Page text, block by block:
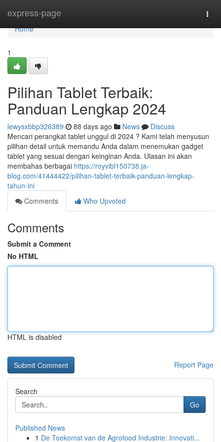
express-page
Home
Home
1
Pilihan Tablet Terbaik:
Panduan Lengkap 2024
lewysxbbp326389 88 days ago News
Discuss
Mencari perangkat tablet unggul di 2024 ? Kami telah menyusun
pilihan detail untuk memandu Anda dalam menemukan gadget
tablet yang sesuai dengan keinginan Anda. Ulasan ini akan
membahas berbagai https://royvibl150738.ja-
blog.com/41444422/pilihan-tablet-terbaik-panduan-lengkap-
tahun-ini
Comments
Who Upvoted
Comments
Submit a Comment
No HTML
HTML is disabled
Report Page
Search
Go
Published News
1 De Toekomst van de Agrofood Industrie: Innovati...